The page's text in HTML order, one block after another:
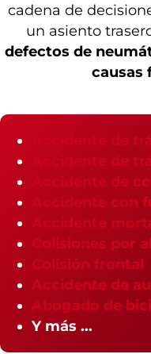
cadena de
un asiento
defectos de
causas
Accidente de
Accidente de
Accidente de
Accidente con
Accidente
Colisiones por
Colisión frontal
Accidente de
Abogado de
Y más ...